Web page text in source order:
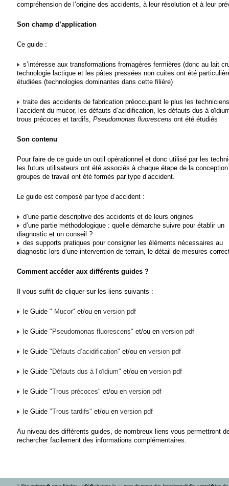
compréhension de l’origine des accidents, à leur résolution et à leur
Son champ d’application
Ce guide :
s’intéresse aux transformations fromagères fermières (donc au lait
technologie lactique et les pâtes pressées non cuites ont été
étudiées (technologies dominantes dans cette filière)
traite des accidents de fabrication préoccupant le plus les
l’accident du mucor, les défauts d’acidification, les défauts dus à
trous précoces et tardifs, Pseudomonas fluorescens ont été étudiés
Son contenu
Pour faire de ce guide un outil opérationnel et donc utilisé par les
les futurs utilisateurs ont été associés à chaque étape de la
groupes de travail ont été formés par type d’accident.
Le guide est composé par type d’accident :
d’une partie descriptive des accidents et de leurs origines
d’une partie méthodologique : quelle démarche suivre pour établir un
diagnostic et un conseil ?
des supports pratiques pour consigner les éléments nécessaires au
diagnostic lors d’une intervention de terrain, le détail de mesures
Comment accéder aux différents guides ?
Il vous suffit de cliquer sur les liens suivants :
le Guide " Mucor" et/ou en version pdf
le Guide "Pseudomonas fluorescens" et/ou en version pdf
le Guide "Défauts d’acidification" et/ou en version pdf
le Guide "Défauts dus à l’oïdium" et/ou en version pdf
le Guide "Trous précoces" et/ou en version pdf
le Guide "Trous tardifs" et/ou en version pdf
Au niveau des différents guides, de nombreux liens vous permettront
rechercher facilement des informations complémentaires.